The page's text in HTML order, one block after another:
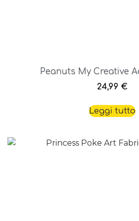
Peanuts My Creative
24,99 €
Leggi tutto